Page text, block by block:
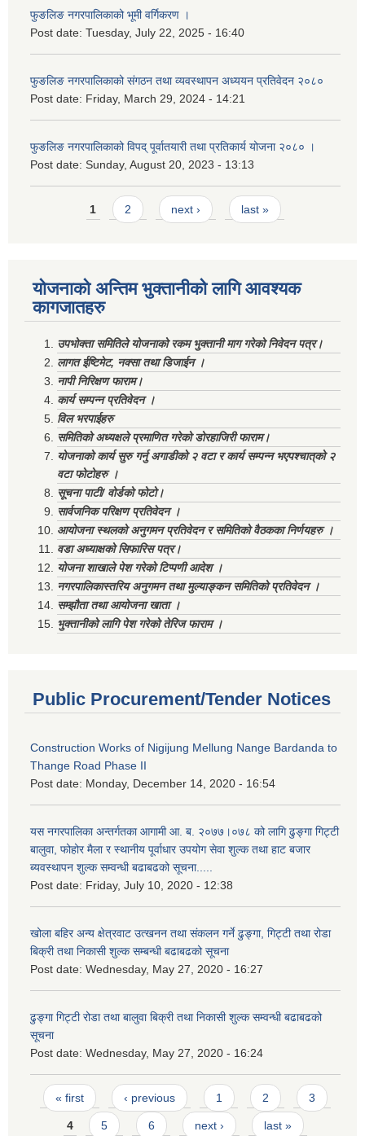
फुङलिङ नगरपालिकाको भूमी वर्गिकरण ।
Post date: Tuesday, July 22, 2025 - 16:40
फुङलिङ नगरपालिकाको संगठन तथा व्यवस्थापन अध्ययन प्रतिवेदन २०८०
Post date: Friday, March 29, 2024 - 14:21
फुङलिङ नगरपालिकाको विपद् पूर्वातयारी तथा प्रतिकार्य योजना २०८० ।
Post date: Sunday, August 20, 2023 - 13:13
Pages1 2 next › last »
योजनाको अन्तिम भुक्तानीको लागि आवश्यक
कागजातहरु
उपभोक्ता समितिले योजनाको रकम भुक्तानी माग गरेको निवेदन पत्र।
लागत ईष्टिमेट, नक्सा तथा डिजाईन ।
नापी निरिक्षण फाराम।
कार्य सम्पन्न प्रतिवेदन ।
विल भरपाईहरु
समितिको अध्यक्षले प्रमाणित गरेको डोरहाजिरी फाराम।
योजनाको कार्य सुरु गर्नु अगाडीको २ वटा र कार्य सम्पन्न भएपश्चात्‌को २
वटा फोटोहरु ।
सूचना पाटी/ वोर्डको फोटो।
सार्वजनिक परिक्षण प्रतिवेदन ।
आयोजना स्थलको अनुगमन प्रतिवेदन र समितिको वैठकका निर्णयहरु ।
वडा अध्याक्षको सिफारिस पत्र।
योजना शाखाले पेश गरेको टिप्पणी आदेश ।
नगरपालिकास्तरिय अनुगमन तथा मुल्याङ्कन समितिको प्रतिवेदन ।
सम्झौता तथा आयोजना खाता ।
भुक्तानीको लागि पेश गरेको तेरिज फाराम ।
Public Procurement/Tender Notices
Construction Works of Nigijung Mellung Nange Bardanda to
Thange Road Phase II
Post date: Monday, December 14, 2020 - 16:54
यस नगरपालिका अन्तर्गतका आगामी आ. ब. २०७७।०७८ को लागि ढुङ्गा गिट्टी
बालुवा, फोहोर मैला र स्थानीय पूर्वाधार उपयोग सेवा शुल्क तथा हाट बजार
ब्यवस्थापन शुल्क सम्वन्धी बढाबढको सूचना.....
Post date: Friday, July 10, 2020 - 12:38
खोला बहिर अन्य क्षेत्रवाट उत्खनन तथा संकलन गर्ने ढुङ्गा, गिट्टी तथा रोडा
बिक्री तथा निकासी शुल्क सम्बन्धी बढाबढको सूचना
Post date: Wednesday, May 27, 2020 - 16:27
ढुङ्गा गिट्टी रोडा तथा बालुवा बिक्री तथा निकासी शुल्क सम्वन्धी बढाबढको
सूचना
Post date: Wednesday, May 27, 2020 - 16:24
Pages
« first ‹ previous 1 2 3
4 5 6 next › last »